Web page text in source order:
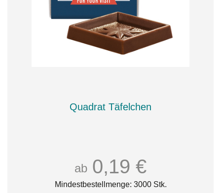
Quadrat Täfelchen
ab 0,19 €
Mindestbestellmenge: 3000 Stk.